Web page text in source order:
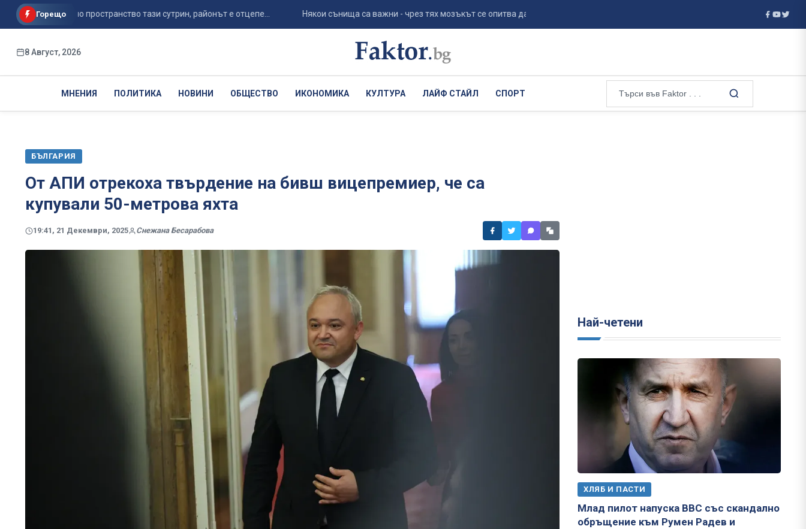
Горещо
въздушно пространство тази сутрин, районът е отцепе... Някои сънища са важни - чрез тях мозъкът се опитва да ни каже нещо значимо... Петима от задържаните по случая с
8 Август, 2026
МНЕНИЯ ПОЛИТИКА НОВИНИ ОБЩЕСТВО ИКОНОМИКА КУЛТУРА ЛАЙФ СТАЙЛ СПОРТ
БЪЛГАРИЯ
От АПИ отрекоха твърдение на бивш вицепремиер, че са
купували 50-метрова яхта
19:41, 21 Декември, 2025 Снежана Бесарабова
Най-четени
ХЛЯБ И ПАСТИ
Млад пилот напуска ВВС със скандално
обръщение към Румен Радев и